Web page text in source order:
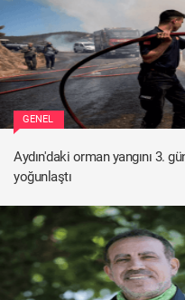
GENEL
Aydın'daki orman yangını 3.
yoğunlaştı